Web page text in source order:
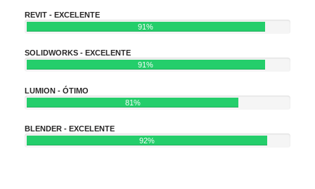
REVIT - EXCELENTE
91%
SOLIDWORKS - EXCELENTE
91%
LUMION - ÓTIMO
81%
BLENDER - EXCELENTE
92%